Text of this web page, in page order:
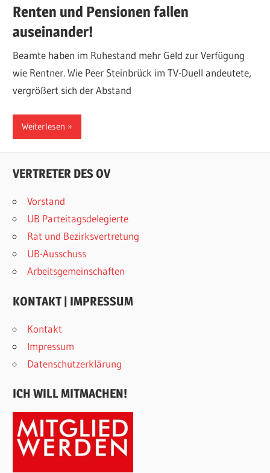
Renten und Pensionen fallen
auseinander!
Beamte haben im Ruhestand mehr Geld zur Verfügung
wie Rentner. Wie Peer Steinbrück im TV-Duell andeutete,
vergrößert sich der Abstand
Weiterlesen
VERTRETER DES OV
Vorstand
UB Parteitagsdelegierte
Rat und Bezirksvertretung
UB-Ausschuss
Arbeitsgemeinschaften
KONTAKT | IMPRESSUM
Kontakt
Impressum
Datenschutzerklärung
ICH WILL MITMACHEN!